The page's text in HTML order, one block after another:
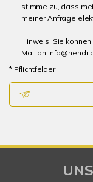
stimme zu, dass
meiner Anfrage
Hinweis: Sie
Mail an
* Pflichtfelder